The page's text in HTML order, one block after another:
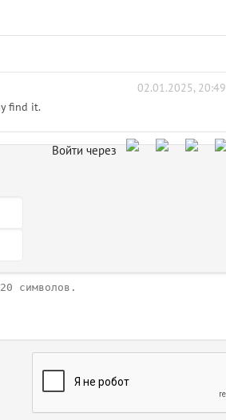
02.01.2025, 20:49
find it.